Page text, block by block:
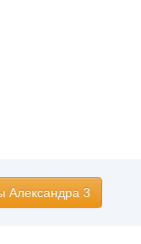
Александра 3